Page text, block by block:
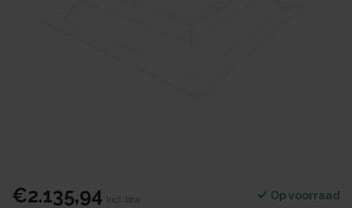
€2.135,94 Incl. btw Op voorraad